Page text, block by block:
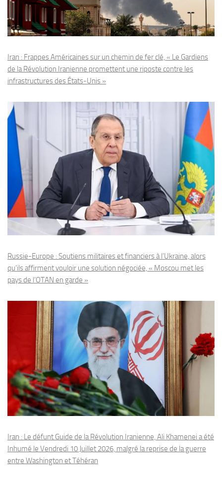
Iran : Frappes Américaines sur un chemin de fer clé, « Le Gardiens
de la Révolution Iranienne promettent une riposte contre les
infrastructures des États-Unis »
Russie-Europe : Soutiens militaires et financiers à l’Ukraine, alors
qu’ils affirment vouloir une solution négociée, « Moscou met les
pays de l’OTAN en garde »
Iran : Le défunt Guide de la Révolution Iranienne, Ali Khamenei a été
Inhumé le Vendredi 10 Juillet 2026, malgré la reprise de la guerre
entre Washington et Téhéran